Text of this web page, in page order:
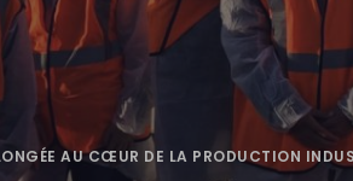
AU CŒUR DE LA PRODUCTION